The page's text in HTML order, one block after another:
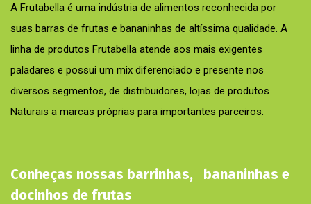
A Frutabella é uma indústria de alimentos reconhecida por
suas barras de frutas e bananinhas de altíssima qualidade. A
linha de produtos Frutabella atende aos mais exigentes
paladares e possui um mix diferenciado e presente nos
diversos segmentos, de distribuidores, lojas de produtos
Naturais a marcas próprias para importantes parceiros.
Conheças nossas barrinhas, bananinhas e
docinhos de frutas